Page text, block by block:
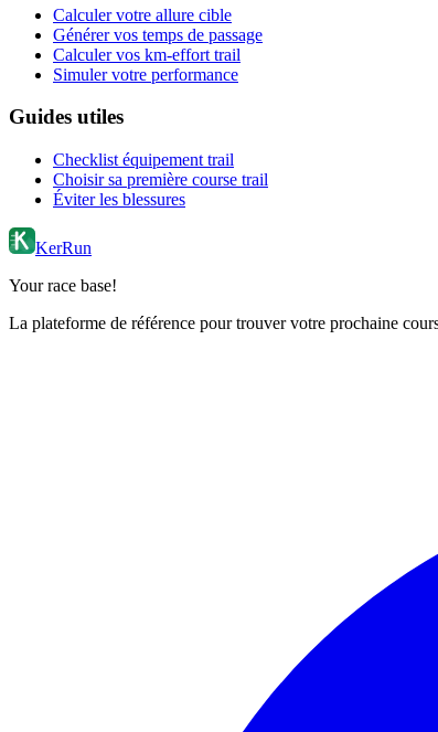
Calculer votre allure cible
Générer vos temps de passage
Calculer vos km-effort trail
Simuler votre performance
Guides utiles
Checklist équipement trail
Choisir sa première course trail
Éviter les blessures
KerRun
Your race base!
La plateforme de référence pour trouver votre prochaine